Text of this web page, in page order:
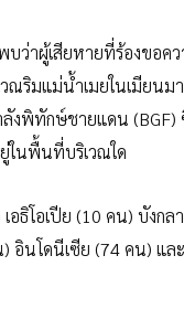
ว่าผู้เสียหายที่ร้องขอค
ณริมแม่น้ำเมยในเมียนม
งพิทักษ์ชายแดน (BGF)
ในพื้นที่บริเวณใด
ธิโอเปีย (10 คน) บังกล
อินโดนีเซีย (74 คน) แ